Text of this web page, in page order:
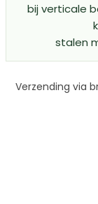
bij verticale
stalen
Verzending via